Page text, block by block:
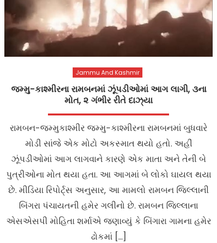
Jammu And Kashmir
જમ્મુ-કાશ્મીરના રામબનમાં ઝૂંપડીઓમાં આગ લાગી, ૩ના
મોત, ૨ ગંભીર રીતે દાઝ્‌યા
રામબન-જમ્મુકાશ્મીર જમ્મુ-કાશ્મીરના રામબનમાં બુધવારે
મોડી સાંજે એક મોટો અકસ્માત થયો હતો. અહીં
ઝૂંપડીઓમાં આગ લાગવાને કારણે એક માતા અને તેની બે
પુત્રીઓના મોત થયા હતા. આ આગમાં બે લોકો ઘાયલ થયા
છે. મીડિયા રિપોર્ટ્‌સ અનુસાર, આ મામલો રામબન જિલ્લાની
બિંગરા પંચાયતની હમેર ગલીનો છે. રામબન જિલ્લાના
એસએસપી મોહિતા શર્માએ જણાવ્યું કે બિંગારા ગામના હમેર
ઢોકમાં […]